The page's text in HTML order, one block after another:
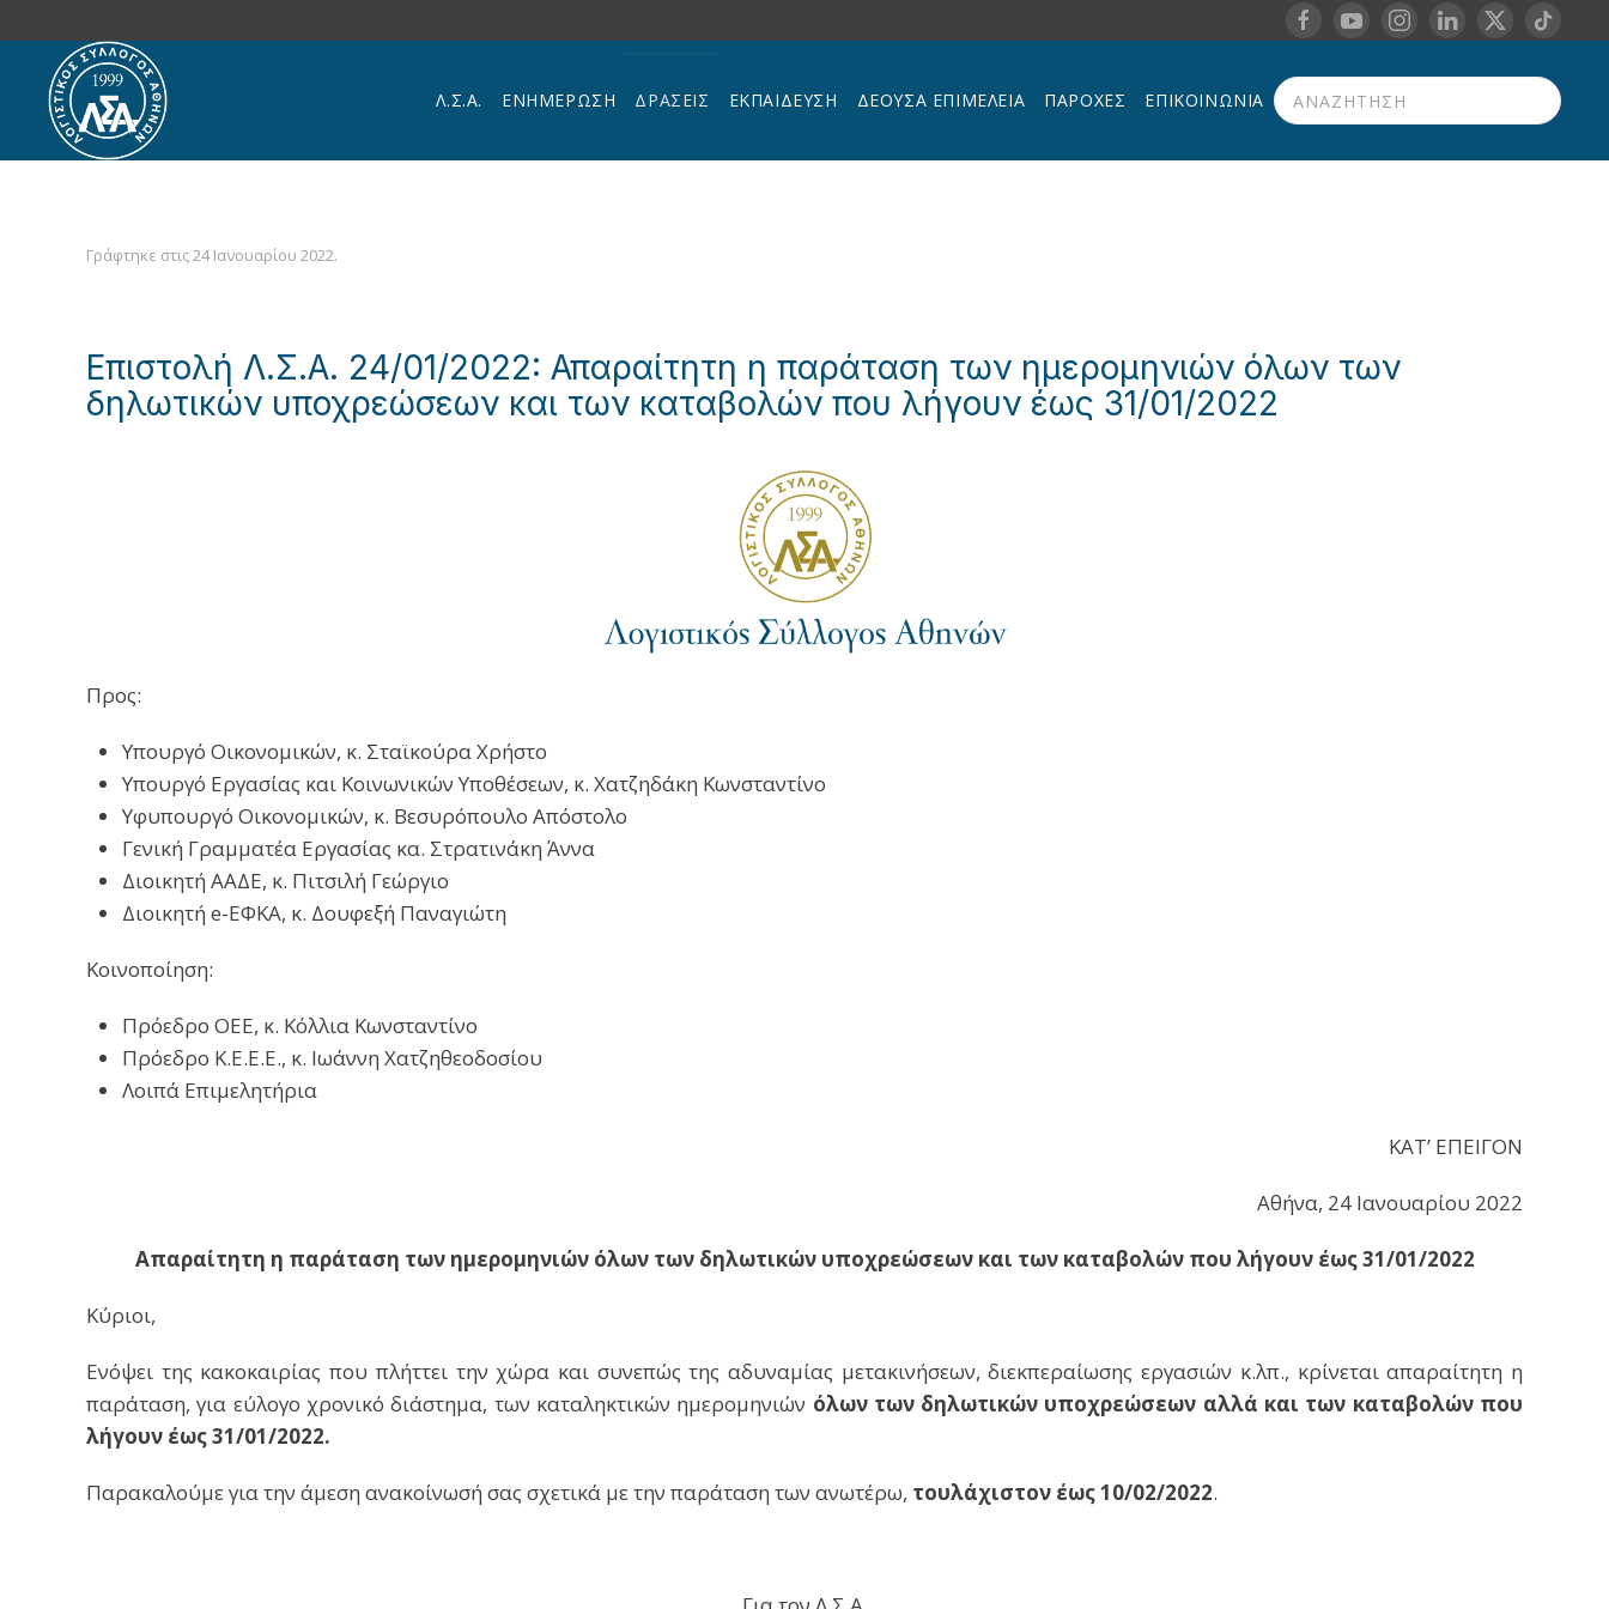
Skip to main content
Λ.Σ.Α. ΕΝΗΜΕΡΩΣΗ ΔΡΑΣΕΙΣ ΕΚΠΑΊΔΕΥΣΗ ΔΕΟΥΣΑ ΕΠΙΜΕΛΕΙΑ ΠΑΡΟΧΈΣ
ΕΠΙΚΟΙΝΩΝΊΑ
Γράφτηκε στις24 Ιανουαρίου 2022.
Επιστολή Λ.Σ.Α. 24/01/2022: Απαραίτητη η παράταση των ημερομηνιών όλων των
δηλωτικών υποχρεώσεων και των καταβολών που λήγουν έως 31/01/2022
Προς:
Υπουργό Οικονομικών, κ. Σταϊκούρα Χρήστο
Υπουργό Εργασίας και Κοινωνικών Υποθέσεων, κ. Χατζηδάκη Κωνσταντίνο
Υφυπουργό Οικονομικών, κ. Βεσυρόπουλο Απόστολο
Γενική Γραμματέα Εργασίας κα. Στρατινάκη Άννα
Διοικητή ΑΑΔΕ, κ. Πιτσιλή Γεώργιο
Διοικητή e-ΕΦΚΑ, κ. Δουφεξή Παναγιώτη
Κοινοποίηση:
Πρόεδρο ΟΕΕ, κ. Κόλλια Κωνσταντίνο
Πρόεδρο Κ.Ε.Ε.Ε., κ. Ιωάννη Χατζηθεοδοσίου
Λοιπά Επιμελητήρια
ΚΑΤ’ EΠΕΙΓΟΝ
Αθήνα, 24 Ιανουαρίου 2022
Απαραίτητη η παράταση των ημερομηνιών όλων των δηλωτικών υποχρεώσεων και των καταβολών που λήγουν έως 31/01/2022
Κύριοι,
Ενόψει της κακοκαιρίας που πλήττει την χώρα και συνεπώς της αδυναμίας μετακινήσεων, διεκπεραίωσης εργασιών κ.λπ., κρίνεται απαραίτητη η
παράταση, για εύλογο χρονικό διάστημα, των καταληκτικών ημερομηνιών όλων των δηλωτικών υποχρεώσεων αλλά και των καταβολών που
λήγουν έως 31/01/2022.
Παρακαλούμε για την άμεση ανακοίνωσή σας σχετικά με την παράταση των ανωτέρω, τουλάχιστον έως 10/02/2022.